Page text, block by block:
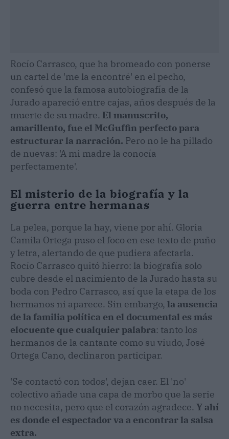
Rocío Carrasco, que ha bromeado con ponerse
un cartel de 'me la encontré' en el pecho,
confesó que la famosa autobiografía de la
Jurado apareció entre cajas, años después de la
muerte de su madre. El manuscrito,
amarillento, fue el McGuffin perfecto para
estructurar la narración. Pero no le ha pillado
de nuevas: 'A mi madre la conocía
perfectamente'.
El misterio de la biografía y la
guerra entre hermanas
La pelea, porque la hay, viene por ahí. Gloria
Camila Ortega puso el foco en ese texto de puño
y letra, alertando de que pudiera afectarla.
Rocío Carrasco quitó hierro: la biografía solo
cubre desde el nacimiento de la Jurado hasta su
boda con Pedro Carrasco, así que la etapa de los
hermanos ni aparece. Sin embargo, la ausencia
de la familia política en el documental es más
elocuente que cualquier palabra: tanto los
hermanos de la cantante como su viudo, José
Ortega Cano, declinaron participar.
'Se contactó con todos', dejan caer. El 'no'
colectivo añade una capa de morbo que la serie
no necesita, pero que el corazón agradece. Y ahí
es donde el espectador va a encontrar la salsa
extra.